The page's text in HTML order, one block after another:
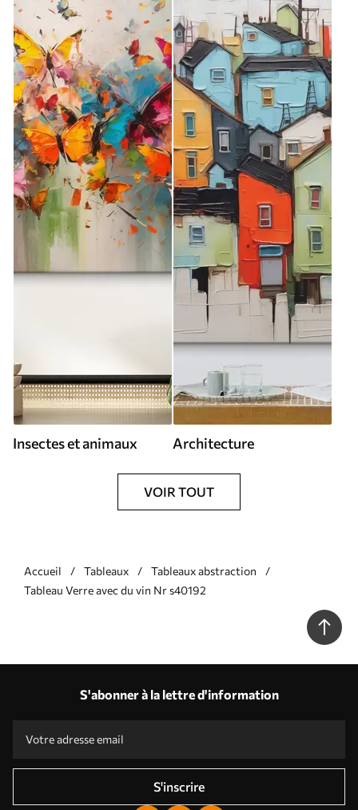
Insectes et animaux Architecture
VOIR TOUT
Accueil Tableaux
Tableaux abstraction
Tableau Verre avec du vin Nr s40192
S'abonner à la lettre d'information
S'inscrire